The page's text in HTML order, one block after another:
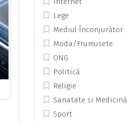
Lege
Mediul Înconjurător
Moda/Frumusete
ONG
Politică
Religie
Sanatate si Medicină
Sport